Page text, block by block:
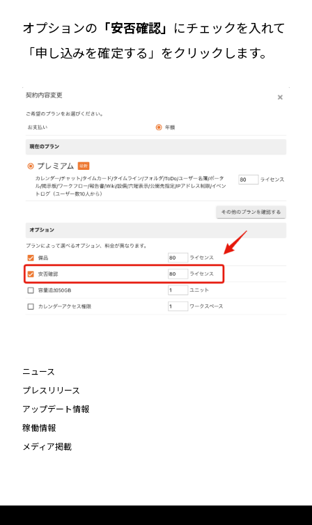
オプションの 「安否確認」 にチェックを入れて
「申し込みを確定する」をクリックします。
ニュース
プレスリリース
アップデート情報
稼働情報
メディア掲載